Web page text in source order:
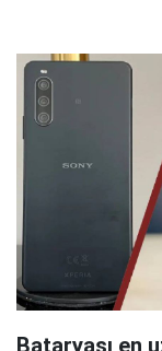
Bataryası en